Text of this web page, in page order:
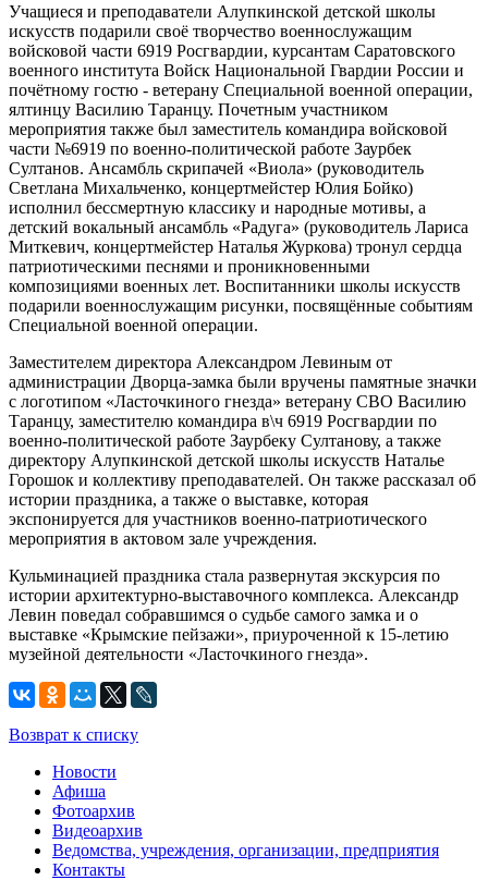
Учащиеся и преподаватели Алупкинской детской школы
искусств подарили своё творчество военнослужащим
войсковой части 6919 Росгвардии, курсантам Саратовского
военного института Войск Национальной Гвардии России и
почётному гостю - ветерану Специальной военной операции,
ялтинцу Василию Таранцу. Почетным участником
мероприятия также был заместитель командира войсковой
части №6919 по военно-политической работе Заурбек
Султанов. Ансамбль скрипачей «Виола» (руководитель
Светлана Михальченко, концертмейстер Юлия Бойко)
исполнил бессмертную классику и народные мотивы, а
детский вокальный ансамбль «Радуга» (руководитель Лариса
Миткевич, концертмейстер Наталья Журкова) тронул сердца
патриотическими песнями и проникновенными
композициями военных лет. Воспитанники школы искусств
подарили военнослужащим рисунки, посвящённые событиям
Специальной военной операции.
Заместителем директора Александром Левиным от
администрации Дворца-замка были вручены памятные значки
с логотипом «Ласточкиного гнезда» ветерану СВО Василию
Таранцу, заместителю командира в\ч 6919 Росгвардии по
военно-политической работе Заурбеку Султанову, а также
директору Алупкинской детской школы искусств Наталье
Горошок и коллективу преподавателей. Он также рассказал об
истории праздника, а также о выставке, которая
экспонируется для участников военно-патриотического
мероприятия в актовом зале учреждения.
Кульминацией праздника стала развернутая экскурсия по
истории архитектурно-выставочного комплекса. Александр
Левин поведал собравшимся о судьбе самого замка и о
выставке «Крымские пейзажи», приуроченной к 15-летию
музейной деятельности «Ласточкиного гнезда».
Возврат к списку
Новости
Афиша
Фотоархив
Видеоархив
Ведомства, учреждения, организации, предприятия
Контакты